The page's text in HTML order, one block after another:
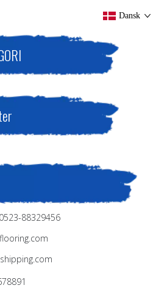
Dansk
88329456